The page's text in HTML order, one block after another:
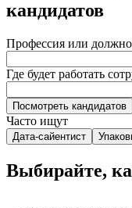
кандидатов
Профессия или
Где будет работать
Посмотреть кандидатов
Часто ищут
Дата-сайентист
Выбирайте,